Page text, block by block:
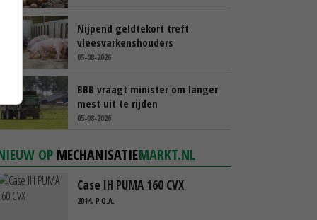
Nijpend geldtekort treft
vleesvarkenshouders
05-08-2026
BBB vraagt minister om langer
mest uit te rijden
05-08-2026
OP MECHANISATIEMARKT.NL
Case IH PUMA 160 CVX
2014, P.O.A.